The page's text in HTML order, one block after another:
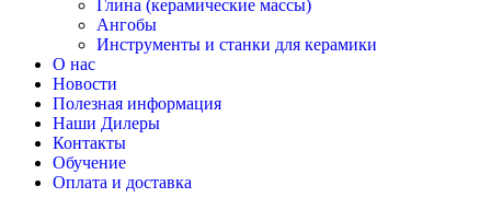
Глина (керамические массы)
Ангобы
Инструменты и станки для керамики
О нас
Новости
Полезная информация
Наши Дилеры
Контакты
Обучение
Оплата и доставка